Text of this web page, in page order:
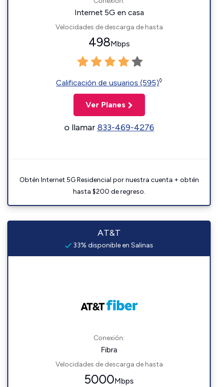
Internet 5G en casa
Velocidades de descarga de hasta
498Mbps
Calificación de usuarios (595)◊
Ver Planes
o llamar833-469-4276
Obtén Internet 5G Residencial por nuestra cuenta + obtén
hasta $200 de regreso.
AT&T
33% disponible en Salinas
Conexión:
Fibra
Velocidades de descarga de hasta
5000Mbps